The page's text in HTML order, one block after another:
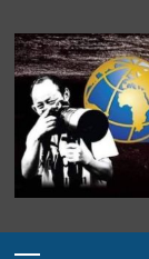
to
content